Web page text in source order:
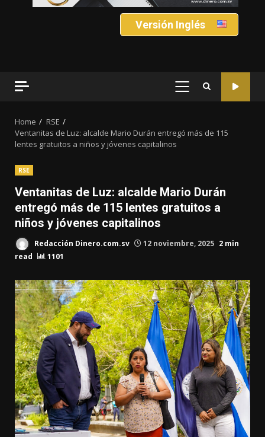
Versión Inglés
PRIMARY
Home
RSE
Ventanitas de Luz: alcalde Mario Durán entregó más de 115
lentes gratuitos a niños y jóvenes capitalinos
RSE
Ventanitas de Luz: alcalde Mario Durán
entregó más de 115 lentes gratuitos a
niños y jóvenes capitalinos
Redacción Dinero.com.sv 12 noviembre, 2025 2 min
read
1101